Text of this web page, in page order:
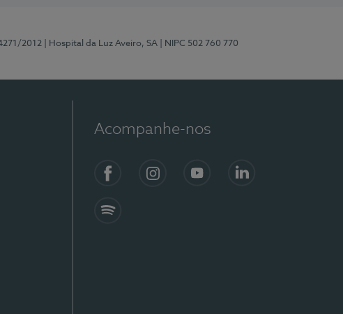
2012 | Hospital da Luz Aveiro, SA | NIPC 502 760 770
Acompanhe-nos